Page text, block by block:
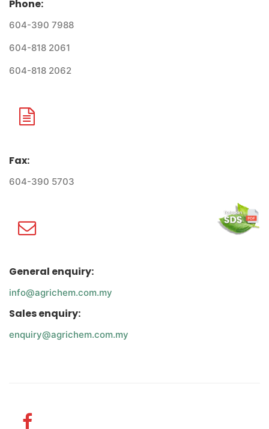
Phone:
604-390 7988
604-818 2061
604-818 2062
Fax:
604-390 5703
General enquiry:
info@agrichem.com.my
Sales enquiry:
enquiry@agrichem.com.my